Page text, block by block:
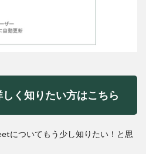
く知りたい方はこちら
についてもう少し知りたい！と思